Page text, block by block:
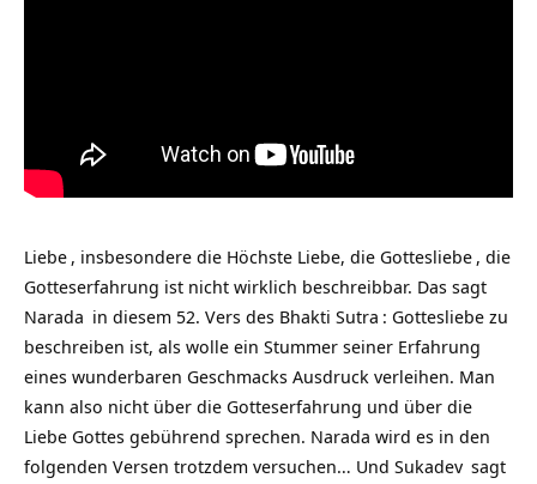
Liebe , insbesondere die Höchste Liebe, die Gottesliebe , die
Gotteserfahrung ist nicht wirklich beschreibbar. Das sagt
Narada in diesem 52. Vers des Bhakti Sutra : Gottesliebe zu
beschreiben ist, als wolle ein Stummer seiner Erfahrung
eines wunderbaren Geschmacks Ausdruck verleihen. Man
kann also nicht über die Gotteserfahrung und über die
Liebe Gottes gebührend sprechen. Narada wird es in den
folgenden Versen trotzdem versuchen… Und Sukadev sagt